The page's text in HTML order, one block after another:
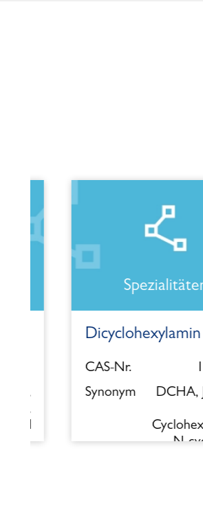
Spezialitäten
Dicyclohexylamin
CAS-Nr.
101-
Synonym
DCHA,
N-